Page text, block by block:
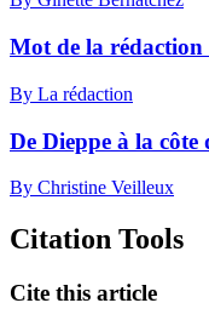
Mot de la rédaction
By La rédaction
De Dieppe à la côte
By Christine Veilleux
Citation Tools
Cite this article